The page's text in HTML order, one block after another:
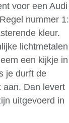
voor een Audi
nummer 1:
kleur.
lichtmetalen
een kijkje in
je durft de
aan. Dan levert
uitgevoerd in